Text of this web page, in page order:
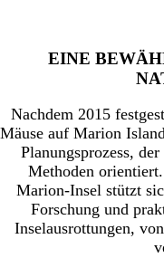
EINE
Nachdem 2015
Mäuse auf Marion
Planungsprozess,
Methoden
Marion-Insel stützt
Forschung und
Inselausrottungen,